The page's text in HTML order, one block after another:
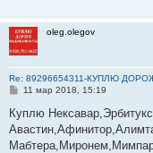
oleg.olegov
Re: 89296654311-КУПЛЮ
С
о
б
щ
е
11 мар 2018, 15:19
Куплю